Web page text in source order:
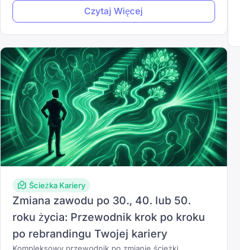
Czytaj Więcej
Ścieżka Kariery
Zmiana zawodu po 30., 40. lub 50.
roku życia: Przewodnik krok po kroku
po rebrandingu Twojej kariery